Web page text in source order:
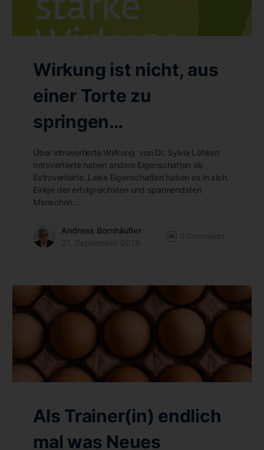
Wirkung ist nicht, aus
einer Torte zu
springen…
Über introvertierte Wirkung von Dr. Sylvia Löhken
Introvertierte haben andere Eigenschaften als
Extrovertierte. Leise Eigenschaften haben es in sich.
Einige der erfolgreichsten und spannendsten
Menschen…
Andreas Bornhäußer
Als Trainer(in) endlich
mal was Neues